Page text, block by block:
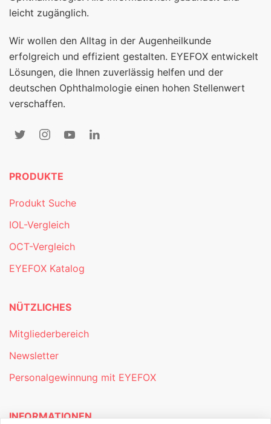
leicht zugänglich.
Wir wollen den Alltag in der Augenheilkunde
erfolgreich und effizient gestalten. EYEFOX entwickelt
Lösungen, die Ihnen zuverlässig helfen und der
deutschen Ophthalmologie einen hohen Stellenwert
verschaffen.
PRODUKTE
Produkt Suche
IOL-Vergleich
OCT-Vergleich
EYEFOX Katalog
NÜTZLICHES
Mitgliederbereich
Newsletter
Personalgewinnung mit EYEFOX
INFORMATIONEN